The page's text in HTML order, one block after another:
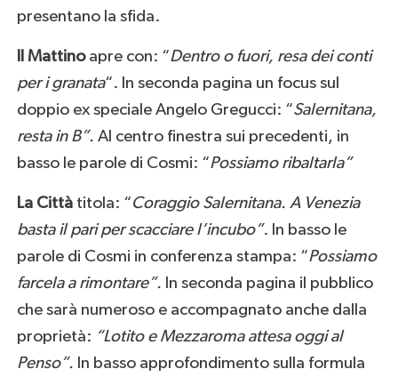
presentano la sfida.
Il Mattinoapre con: “Dentro o fuori, resa dei conti
per i granata“. In seconda pagina un focus sul
doppio ex speciale Angelo Gregucci: “Salernitana,
resta in B”. Al centro finestra sui precedenti, in
basso le parole di Cosmi: “Possiamo ribaltarla”
La Cittàtitola: “Coraggio Salernitana. A Venezia
basta il pari per scacciare l’incubo”. In basso le
parole di Cosmi in conferenza stampa: “Possiamo
farcela a rimontare”. In seconda pagina il pubblico
che sarà numeroso e accompagnato anche dalla
proprietà: “Lotito e Mezzaroma attesa oggi al
Penso”. In basso approfondimento sulla formula